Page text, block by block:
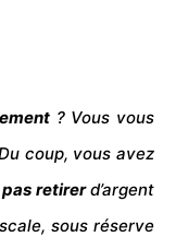
? Vous vous
coup, vous avez
pas retirerd’argent
sous réserve